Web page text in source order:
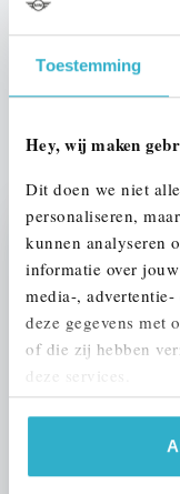
Toestemming
Hey, wij maken
Dit doen we niet
personaliseren,
kunnen analyseren
informatie over
media-,
deze gegevens met
of die zij hebben
deze services.
UW AUTO
Btw/Marge